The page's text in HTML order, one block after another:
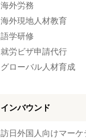
海外労務
海外現地人材教育
語学研修
就労ビザ申請代行
グローバル人材育成
インバウンド
訪日外国人向けマーケ